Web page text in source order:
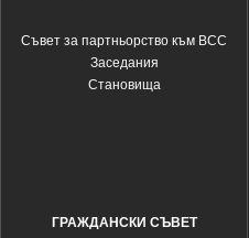
Съвет за партньорство към ВСС
Заседания
Становища
ГРАЖДАНСКИ СЪВЕТ